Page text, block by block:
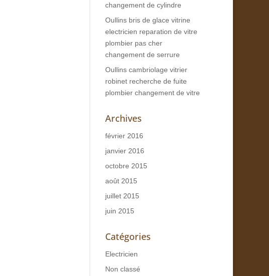
changement de cylindre
Oullins bris de glace vitrine
electricien reparation de vitre
plombier pas cher
changement de serrure
Oullins cambriolage vitrier
robinet recherche de fuite
plombier changement de vitre
Archives
février 2016
janvier 2016
octobre 2015
août 2015
juillet 2015
juin 2015
Catégories
Electricien
Non classé